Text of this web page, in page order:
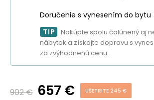
Doručenie s vynesením do bytu
TIP
Nakúpte spolu čalúnený aj
nábytok a získajte dopravu s
za zvýhodnenú cenu.
902 € 657 € UŠETRITE 245 €